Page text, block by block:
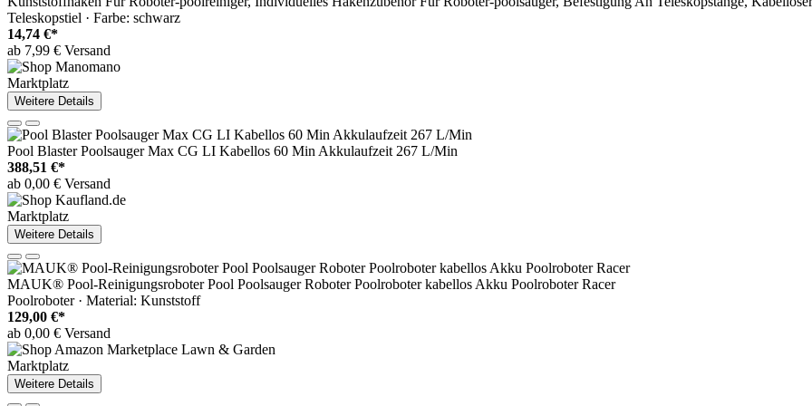
Teleskopstiel · Farbe: schwarz
14,74 €*
ab 7,99 € Versand
Marktplatz
Weitere Details
Pool Blaster Poolsauger Max CG LI Kabellos 60 Min Akkulaufzeit 267 L/Min
388,51 €*
ab 0,00 € Versand
Marktplatz
Weitere Details
MAUK® Pool-Reinigungsroboter Pool Poolsauger Roboter Poolroboter kabellos Akku Poolroboter Racer
Poolroboter · Material: Kunststoff
129,00 €*
ab 0,00 € Versand
Marktplatz
Weitere Details